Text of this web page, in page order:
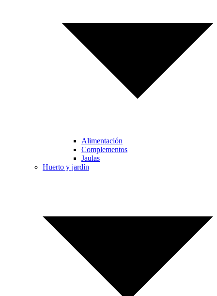
Alimentación
Complementos
Jaulas
Huerto y jardín